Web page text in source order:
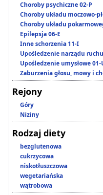
Choroby psychiczne 02-P
Choroby układu moczowo-
Choroby układu
Epilepsja 06-E
Inne schorzenia 11-I
Upośledzenie narządu
Upośledzenie umysłowe 01-
Zaburzenia głosu, mowy i
Rejony
Góry
Niziny
Rodzaj diety
bezglutenowa
cukrzycowa
niskotłuszczowa
wegetariańska
wątrobowa